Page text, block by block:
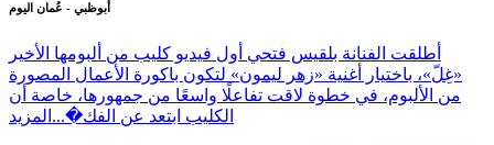
أبوظبي - عُمان اليوم
أطلقت الفنانة بلقيس فتحي أول فيديو كليب من ألبومها الأخير
«غِلّ»، باختيار أغنية «زهر ليمون» لتكون باكورة الأعمال المصورة
من الألبوم، في خطوة لاقت تفاعلًا واسعًا من جمهورها، خاصة أن
الكليب ابتعد عن الفك�... المزيد